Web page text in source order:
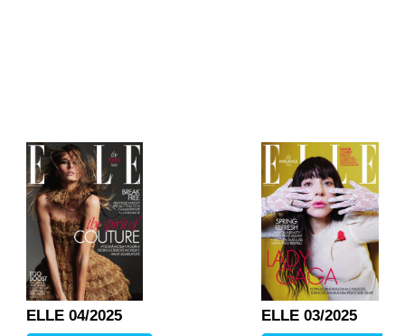
ELLE 04/2025 ELLE 03/2025